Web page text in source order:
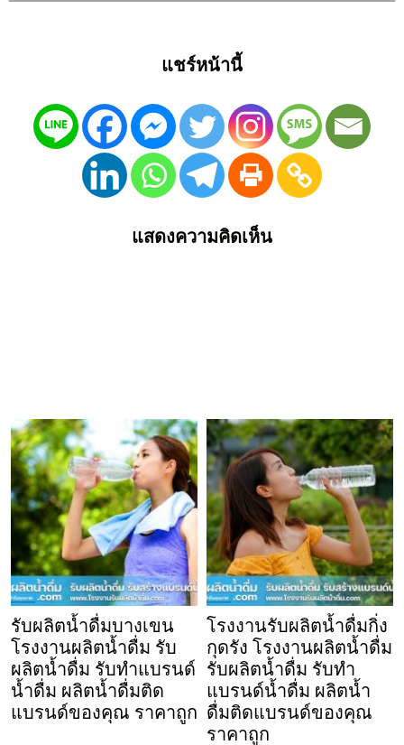
แชร์หน้านี้
แสดงความคิดเห็น
รับผลิตน้ำดื่มบางเขน
โรงงานผลิตน้ำดื่ม รับ
ผลิตน้ำดื่ม รับทำแบรนด์
น้ำดื่ม ผลิตน้ำดื่มติด
แบรนด์ของคุณ ราคาถูก
โรงงานรับผลิตน้ำดื่มกิ่ง
กุดรัง โรงงานผลิตน้ำดื่ม
รับผลิตน้ำดื่ม รับทำ
แบรนด์น้ำดื่ม ผลิตน้ำ
ดื่มติดแบรนด์ของคุณ
ราคาถูก